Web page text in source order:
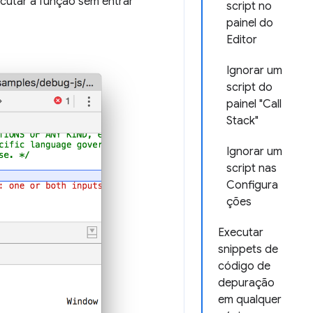
script no
painel do
Editor
Ignorar um
script do
painel "Call
Stack"
Ignorar um
script nas
Configura
ções
Executar
snippets de
código de
depuração
em qualquer